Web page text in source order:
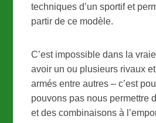
techniques d’un sportif et
partir de ce modèle.
C’est impossible dans la
avoir un ou plusieurs rivaux
armés entre autres – c’est
pouvons pas nous permettre
et des combinaisons à